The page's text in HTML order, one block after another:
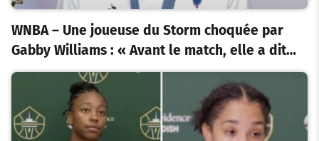
WNBA – Une joueuse du Storm choquée par
Gabby Williams : « Avant le match, elle a dit…